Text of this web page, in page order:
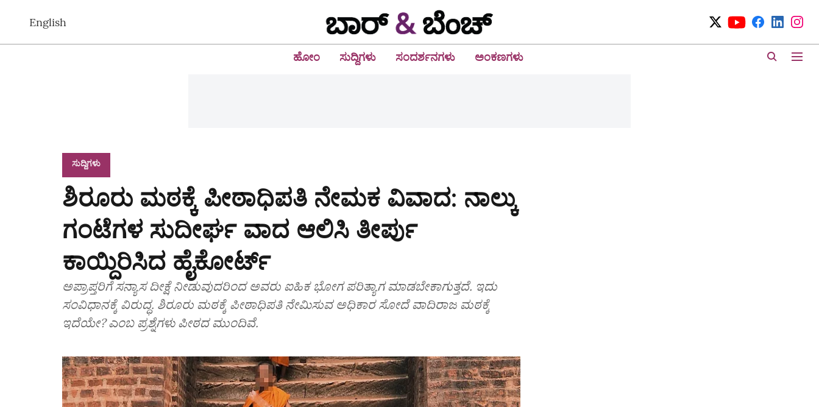
English
ಹೋಂ ಸುದ್ದಿಗಳು ಸಂದರ್ಶನಗಳು ಅಂಕಣಗಳು
ಸುದ್ದಿಗಳು
ಶಿರೂರು ಮಠಕ್ಕೆ ಪೀಠಾಧಿಪತಿ ನೇಮಕ ವಿವಾದ: ನಾಲ್ಕು
ಗಂಟೆಗಳ ಸುದೀರ್ಘ ವಾದ ಆಲಿಸಿ ತೀರ್ಪು
ಕಾಯ್ದಿರಿಸಿದ ಹೈಕೋರ್ಟ್‌
ಅಪ್ರಾಪ್ತರಿಗೆ ಸನ್ಯಾಸ ದೀಕ್ಷೆ ನೀಡುವುದರಿಂದ ಅವರು ಐಹಿಕ ಭೋಗ ಪರಿತ್ಯಾಗ ಮಾಡಬೇಕಾಗುತ್ತದೆ. ಇದು
ಸಂವಿಧಾನಕ್ಕೆ ವಿರುದ್ಧ. ಶಿರೂರು ಮಠಕ್ಕೆ ಪೀಠಾಧಿಪತಿ ನೇಮಿಸುವ ಅಧಿಕಾರ ಸೋದೆ ವಾದಿರಾಜ ಮಠಕ್ಕೆ
ಇದೆಯೇ? ಎಂಬ ಪ್ರಶ್ನೆಗಳು ಪೀಠದ ಮುಂದಿವೆ.